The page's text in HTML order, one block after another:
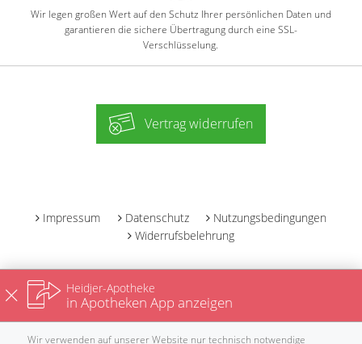
Wir legen großen Wert auf den Schutz Ihrer persönlichen Daten und
garantieren die sichere Übertragung durch eine SSL-
Verschlüsselung.
Vertrag widerrufen
Impressum Datenschutz
Nutzungsbedingungen
Widerrufsbelehrung
Heidjer-Apotheke
in Apotheken App anzeigen
Wir verwenden auf unserer Website nur technisch notwendige